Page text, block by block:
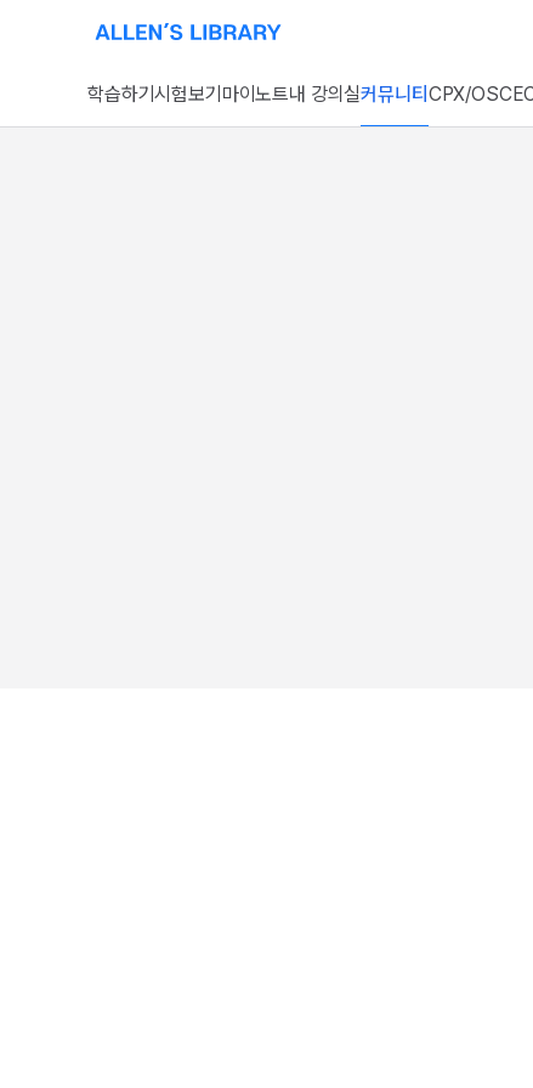
알렌의 서재 홈페이지로 이동
학습하기시험보기 마이노트내 강의실커뮤니티 CPX/OSCE